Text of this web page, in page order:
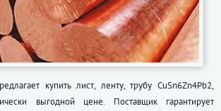
купить лист, ленту, трубу CuSn6Zn4Pb2,
выгодной цене. Поставщик гарантирует